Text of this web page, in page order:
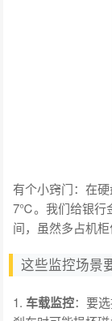
有个小窍门：在
7℃。我们给银行
间，虽然多占机柜
这些监控场景
1. 车载监控：要